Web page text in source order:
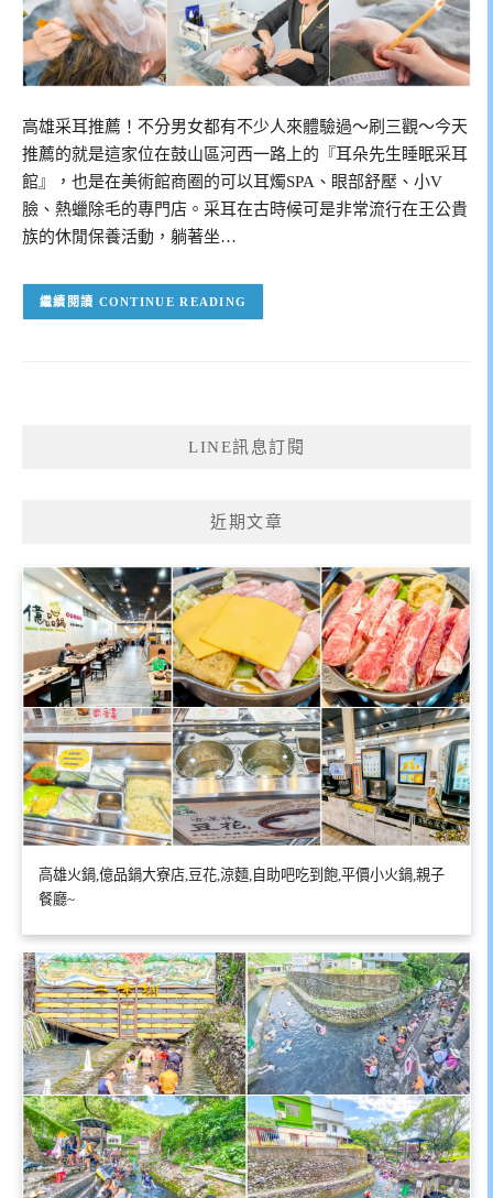
高雄采耳推薦！不分男女都有不少人來體驗過～刷三觀～今天
推薦的就是這家位在鼓山區河西一路上的『耳朵先生睡眠采耳
館』，也是在美術館商圈的可以耳燭SPA、眼部舒壓、小V
臉、熱蠟除毛的專門店。采耳在古時候可是非常流行在王公貴
族的休閒保養活動，躺著坐…
CONTINUE READING
LINE訊息訂閱
近期文章
高雄火鍋,億品鍋大寮店,豆花,涼麵,自助吧吃到飽,平價小火鍋,親子
餐廳~